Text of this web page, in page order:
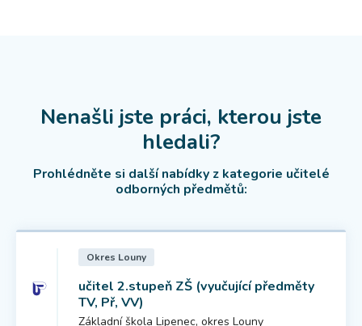
Nenašli jste práci, kterou jste
hledali?
Prohlédněte si další nabídky z kategorie učitelé
odborných předmětů:
Okres Louny
učitel 2.stupeň ZŠ (vyučující předměty
TV, Př, VV)
Základní škola Lipenec, okres Louny